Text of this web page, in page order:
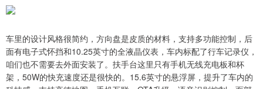
车里的设计风格很简约，方向盘是皮质的材料，支持多功能控制，后
面有电子式怀挡和10.25英寸的全液晶仪表，车内标配了行车记录仪，
咱们也不需要去外面安装了。扶手台这里只有手机无线充电板和杯
架，50W的快充速度还是很快的。15.6英寸的悬浮屏，提升了车内的